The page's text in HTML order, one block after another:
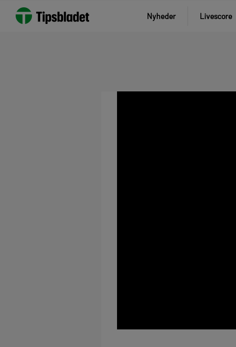
Nyheder Livescore